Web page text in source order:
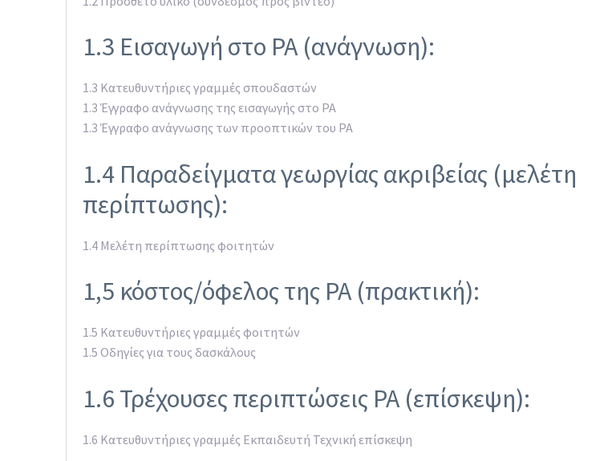
1.3 Εισαγωγή στο PA (ανάγνωση):
1.3 Κατευθυντήριες γραμμές σπουδαστών
1.3 Έγγραφο ανάγνωσης της εισαγωγής στο PA
1.3 Έγγραφο ανάγνωσης των προοπτικών του PA
1.4 Παραδείγματα γεωργίας ακριβείας (μελέτη
περίπτωσης):
1.4 Μελέτη περίπτωσης φοιτητών
1,5 κόστος/όφελος της PA (πρακτική):
1.5 Κατευθυντήριες γραμμές φοιτητών
1.5 Οδηγίες για τους δασκάλους
1.6 Τρέχουσες περιπτώσεις PA (επίσκεψη):
1.6 Κατευθυντήριες γραμμές Εκπαιδευτή Τεχνική επίσκεψη